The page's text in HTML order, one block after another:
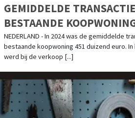
GEMIDDELDE
BESTAANDE
EURO IN 2024
NEDERLAND - In 2024 was de gemiddelde
bestaande koopwoning 451 duizend euro.
werd bij de verkoop [...]